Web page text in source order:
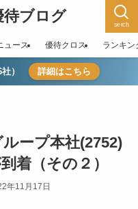
待ブログ serch
ュース 優待クロス ランキン
） 詳細はこちら
ープ本社(2752)
着（その２）
年11月17日